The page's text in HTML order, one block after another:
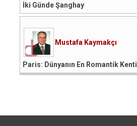
İki Günde Şanghay
Mustafa Kaymakçı
Paris: Dünyanın En Romantik Kenti